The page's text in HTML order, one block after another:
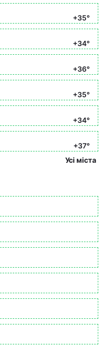
+35°
+34°
+36°
+35°
+34°
+37°
Усі міста